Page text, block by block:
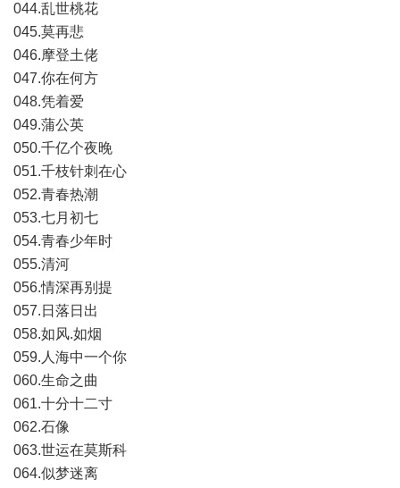
044.乱世桃花
045.莫再悲
046.摩登土佬
047.你在何方
048.凭着爱
049.蒲公英
050.千亿个夜晚
051.千枝针刺在心
052.青春热潮
053.七月初七
054.青春少年时
055.清河
056.情深再别提
057.日落日出
058.如风.如烟
059.人海中一个你
060.生命之曲
061.十分十二寸
062.石像
063.世运在莫斯科
064.似梦迷离